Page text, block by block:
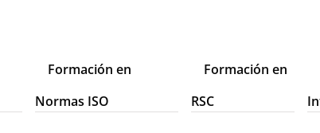
Formación en
Normas ISO
Formación en
RSC